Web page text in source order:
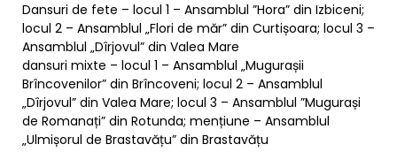
Dansuri de fete – locul 1 – Ansamblul ”Hora” din Izbiceni;
locul 2 – Ansamblul „Flori de măr” din Curtișoara; locul 3 –
Ansamblul „Dîrjovul” din Valea Mare
dansuri mixte – locul 1 – Ansamblul „Mugurașii
Brîncovenilor” din Brîncoveni; locul 2 – Ansamblul
„Dîrjovul” din Valea Mare; locul 3 – Ansamblul ”Mugurași
de Romanați” din Rotunda; mențiune – Ansamblul
„Ulmișorul de Brastavățu” din Brastavățu